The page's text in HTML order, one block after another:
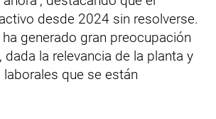
desde 2024 sin resolverse.
generado gran preocupación
la relevancia de la planta y
que se están